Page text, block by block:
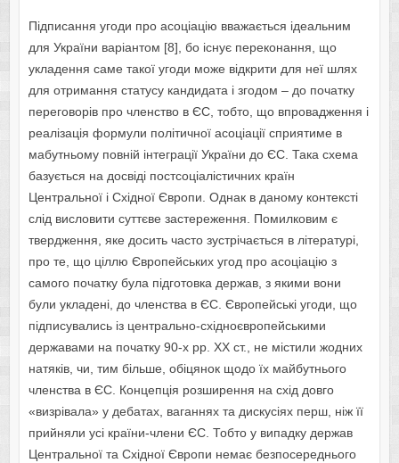
Підписання угоди про асоціацію вважається ідеальним
для України варіантом [8], бо існує переконання, що
укладення саме такої угоди може відкрити для неї шлях
для отримання статусу кандидата і згодом – до початку
переговорів про членство в ЄС, тобто, що впровадження і
реалізація формули політичної асоціації сприятиме в
мабутньому повній інтеграції України до ЄС. Така схема
базується на досвіді постсоціалістичних країн
Центральної і Східної Європи. Однак в даному контексті
слід висловити суттєве застереження. Помилковим є
твердження, яке досить часто зустрічається в літературі,
про те, що ціллю Європейських угод про асоціацію з
самого початку була підготовка держав, з якими вони
були укладені, до членства в ЄС. Європейські угоди, що
підписувались із центрально-східноєвропейськими
державами на початку 90-х рр. ХХ ст., не містили жодних
натяків, чи, тим більше, обіцянок щодо їх майбутнього
членства в ЄС. Концепція розширення на схід довго
«визрівала» у дебатах, ваганнях та дискусіях перш, ніж її
прийняли усі країни-члени ЄС. Тобто у випадку держав
Центральної та Східної Європи немає безпосереднього